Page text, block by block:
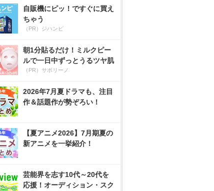
自販機にピッ！ですぐに買え
ちゃう
（PR）ジハンピ
朝1分貼るだけ！ミルクピー
ルで一日中ずっとうるツヤ肌
（PR）サボリーノ
2026年7月夏ドラマも、注目
作＆話題作が勢ぞろい！
【夏アニメ2026】7月期夏の
新アニメを一挙紹介！
芸能界を志す10代～20代を
応援！オーディション・スク